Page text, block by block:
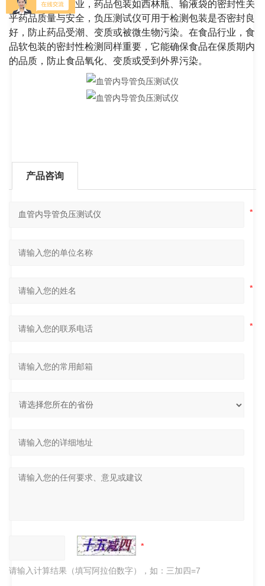
应用。在制药行业，药品包装如西林瓶、输液袋的密封性关
乎药品质量与安全，负压测试仪可用于检测包装是否密封良
好，防止药品受潮、变质或被微生物污染。在食品行业，食
品软包装的密封性检测同样重要，它能确保食品在保质期内
的品质，防止食品氧化、变质或受到外界污染。
产品咨询
请输入计算结果（填写阿拉伯数字），如：三加四=7